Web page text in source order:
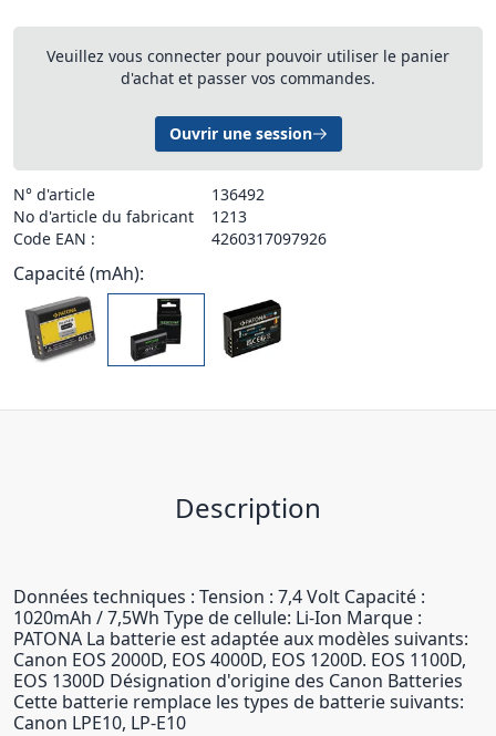
Veuillez vous connecter pour pouvoir utiliser le panier
d'achat et passer vos commandes.
Ouvrir une session
N° d'article
136492
No d'article du fabricant
1213
Code EAN :
4260317097926
Capacité (mAh):
Description
Données techniques : Tension : 7,4 Volt Capacité :
1020mAh / 7,5Wh Type de cellule: Li-Ion Marque :
PATONA La batterie est adaptée aux modèles suivants:
Canon EOS 2000D, EOS 4000D, EOS 1200D. EOS 1100D,
EOS 1300D Désignation d'origine des Canon Batteries
Cette batterie remplace les types de batterie suivants:
Canon LPE10, LP-E10